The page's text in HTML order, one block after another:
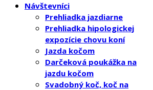
Návštevníci
Prehliadka jazdiarne
Prehliadka hipologickej
expozície chovu koní
Jazda kočom
Darčeková poukážka na
jazdu kočom
Svadobný koč, koč na